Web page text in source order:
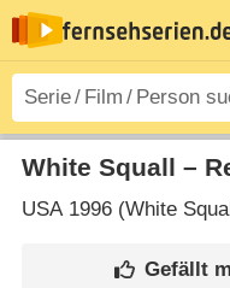
White Squall –
USA1996 (White